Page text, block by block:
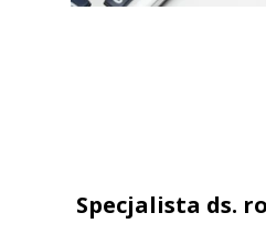
Specjalista ds.